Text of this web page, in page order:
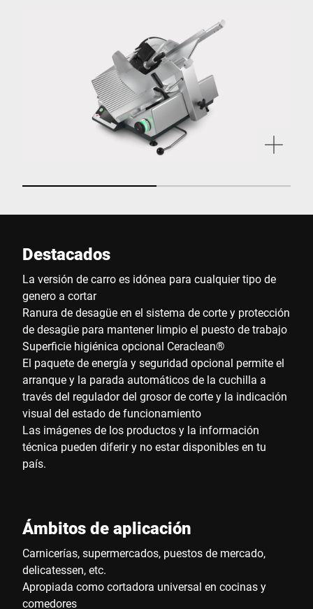
Destacados
La versión de carro es idónea para cualquier tipo de
genero a cortar
Ranura de desagüe en el sistema de corte y protección
de desagüe para mantener limpio el puesto de trabajo
Superficie higiénica opcional Ceraclean®
El paquete de energía y seguridad opcional permite el
arranque y la parada automáticos de la cuchilla a
través del regulador del grosor de corte y la indicación
visual del estado de funcionamiento
Las imágenes de los productos y la información
técnica pueden diferir y no estar disponibles en tu
país.
Ámbitos de aplicación
Carnicerías, supermercados, puestos de mercado,
delicatessen, etc.
Apropiada como cortadora universal en cocinas y
comedores